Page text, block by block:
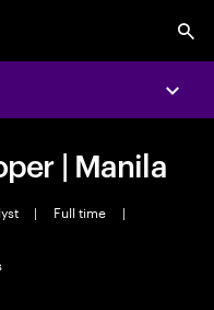
| Manila
| Full time
|